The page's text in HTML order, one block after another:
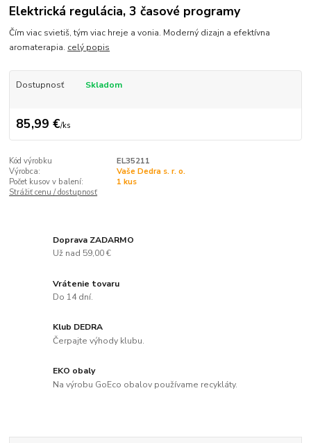
Elektrická regulácia, 3 časové programy
Čím viac svietiš, tým viac hreje a vonia. Moderný dizajn a efektívna
aromaterapia. celý popis
Dostupnosť Skladom
85,99 €/ks
Kód výrobku
EL35211
Výrobca:
Vaše Dedra s. r. o.
Počet kusov v balení:
1 kus
Strážiť cenu / dostupnosť
Doprava ZADARMO
Už nad 59,00 €
Vrátenie tovaru
Do 14 dní.
Klub DEDRA
Čerpajte výhody klubu.
EKO obaly
Na výrobu GoEco obalov používame recykláty.